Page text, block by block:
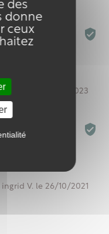
des
donne
ceux

S. le 24/09/2023

ingrid V. le 26/10/2021